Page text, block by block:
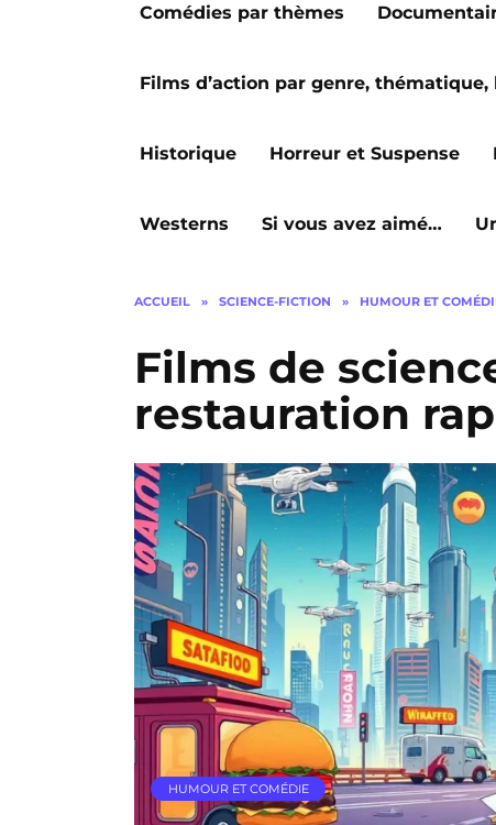
Comédies par thèmes
Films d’action par genre,
Historique Horreur et Suspense
Westerns Si vous avez aimé…
ACCUEIL » SCIENCE-FICTION » HUMOUR ET
Films de
restauration
HUMOUR ET COMÉDIE